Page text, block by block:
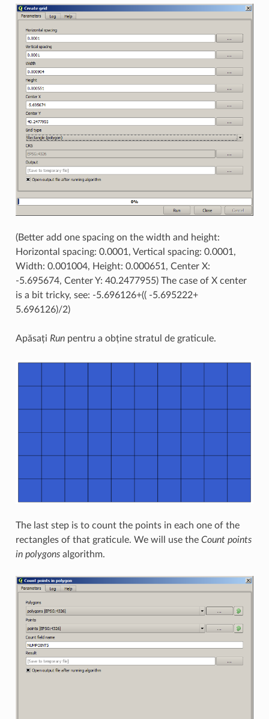
(Better add one spacing on the width and height:
Horizontal spacing: 0.0001, Vertical spacing: 0.0001,
Width: 0.001004, Height: 0.000651, Center X:
-5.695674, Center Y: 40.2477955) The case of X center
is a bit tricky, see: -5.696126+(( -5.695222+
5.696126)/2)
Apăsați Runpentru a obține stratul de graticule.
The last step is to count the points in each one of the
rectangles of that graticule. We will use the Count points
in polygonsalgorithm.